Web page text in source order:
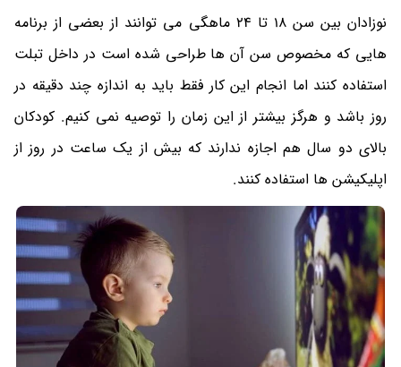
نوزادان بین سن 18 تا 24 ماهگی می توانند از بعضی از برنامه
هایی که مخصوص سن آن ها طراحی شده است در داخل تبلت
استفاده کنند اما انجام این کار فقط باید به اندازه چند دقیقه در
روز باشد و هرگز بیشتر از این زمان را توصیه نمی کنیم. کودکان
بالای دو سال هم اجازه ندارند که بیش از یک ساعت در روز از
اپلیکیشن ها استفاده کنند.